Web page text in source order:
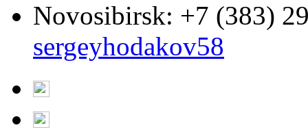
Novosibirsk: +7 (383)
sergeyhodakov58